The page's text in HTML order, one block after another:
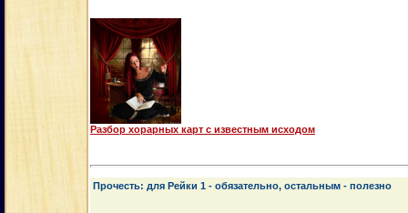
Разбор хорарных карт с известным исходом
Прочесть: для Рейки 1 - обязательно, остальным - полезно